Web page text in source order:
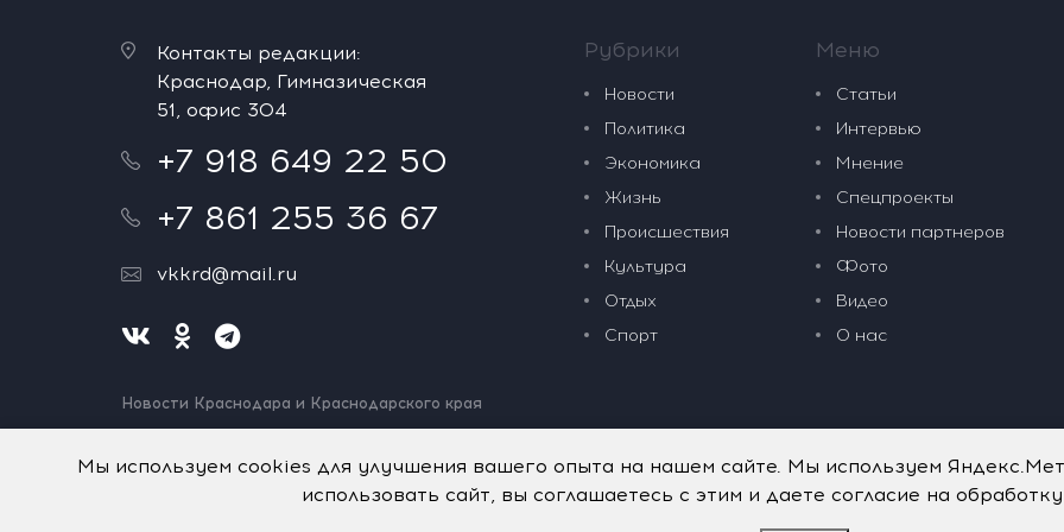
Контакты редакции:
Краснодар, Гимназическая
51, офис 304
+7 918 649 22 50
+7 861 255 36 67
vkkrd@mail.ru
Новости Краснодара и Краснодарского края
Нашли ошибку? Выделите и нажмите Ctrl+Enter.
Рубрики
Новости
Политика
Экономика
Жизнь
Происшествия
Культура
Отдых
Спорт
Меню
Статьи
Интервью
Мнение
Спецпроекты
Новости партнеров
Фото
Видео
О нас
Мы используем cookies для улучшения вашего опыта на нашем сайте. Мы используем
использовать сайт, вы соглашаетесь с этим и даете согласие на